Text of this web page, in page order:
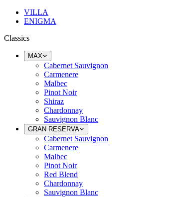
VILLA
ENIGMA
Classics
MAX
Cabernet Sauvignon
Carmenere
Malbec
Pinot Noir
Shiraz
Chardonnay
Sauvignon Blanc
GRAN RESERVA
Cabernet Sauvignon
Carmenere
Malbec
Pinot Noir
Red Blend
Chardonnay
Sauvignon Blanc